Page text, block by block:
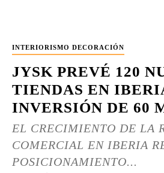
INTERIORISMO DECORACIÓN
JYSK PREVÉ 120
TIENDAS EN
INVERSIÓN DE 60
EL CRECIMIENTO DE LA
COMERCIAL EN IBERIA
POSICIONAMIENTO...